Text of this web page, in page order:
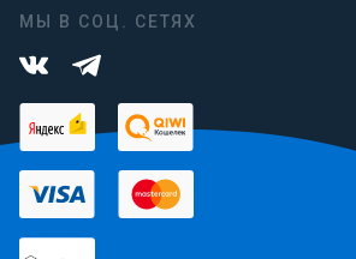
МЫ В СОЦ. СЕТЯХ